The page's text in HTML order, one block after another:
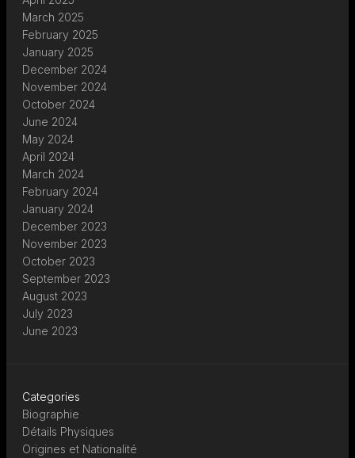
March 2025
February 2025
January 2025
December 2024
November 2024
October 2024
June 2024
May 2024
April 2024
March 2024
February 2024
January 2024
December 2023
November 2023
October 2023
September 2023
August 2023
July 2023
June 2023
Categories
Biographie
Détails Physiques
Origines et Nationalité